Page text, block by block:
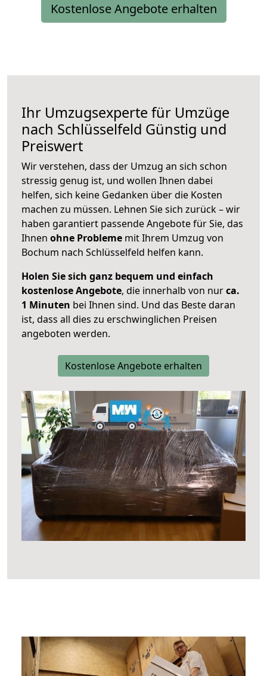
Kostenlose Angebote erhalten
Ihr Umzugsexperte für Umzüge
nach Schlüsselfeld Günstig und
Preiswert
Wir verstehen, dass der Umzug an sich schon
stressig genug ist, und wollen Ihnen dabei
helfen, sich keine Gedanken über die Kosten
machen zu müssen. Lehnen Sie sich zurück – wir
haben garantiert passende Angebote für Sie, das
Ihnen ohne Probleme mit Ihrem Umzug von
Bochum nach Schlüsselfeld helfen kann.
Holen Sie sich ganz bequem und einfach
kostenlose Angebote, die innerhalb von nurca.
1 Minuten bei Ihnen sind. Und das Beste daran
ist, dass all dies zu erschwinglichen Preisen
angeboten werden.
Kostenlose Angebote erhalten